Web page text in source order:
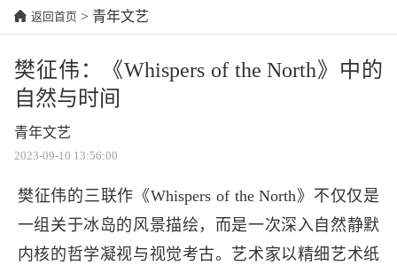
返回首页 > 青年文艺
樊征伟：《Whispers of the North》中的
自然与时间
青年文艺
2023-09-10 13:56:00
樊征伟的三联作《Whispers of the North》不仅仅是
一组关于冰岛的风景描绘，而是一次深入自然静默
内核的哲学凝视与视觉考古。艺术家以精细艺术纸